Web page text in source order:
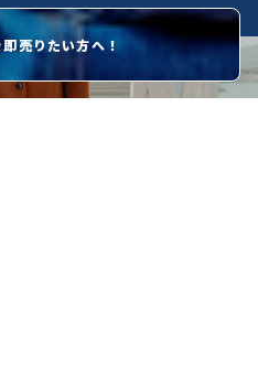
売りたい方へ！